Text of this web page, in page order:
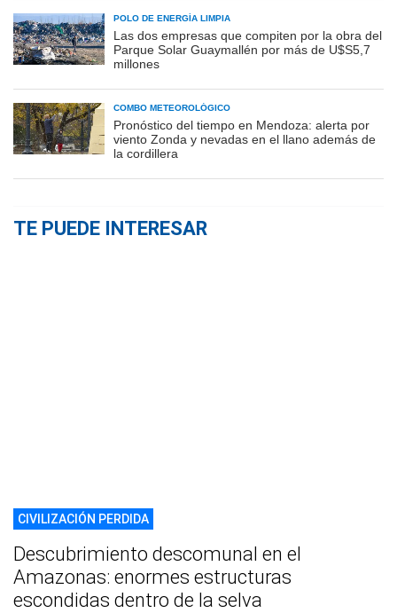
POLO DE ENERGÍA LIMPIA
Las dos empresas que compiten por la obra del
Parque Solar Guaymallén por más de U$S5,7
millones
COMBO METEOROLÓGICO
Pronóstico del tiempo en Mendoza: alerta por
viento Zonda y nevadas en el llano además de
la cordillera
TE PUEDE INTERESAR
CIVILIZACIÓN PERDIDA
Descubrimiento descomunal en el
Amazonas: enormes estructuras
escondidas dentro de la selva